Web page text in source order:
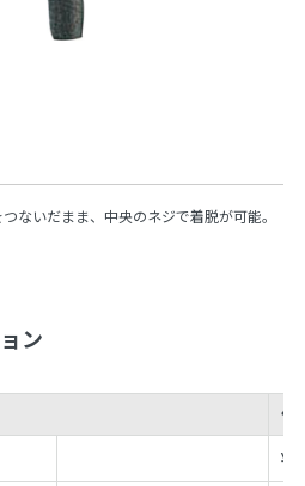
ないだまま、中央のネジで着脱が可能。
ン
価
¥